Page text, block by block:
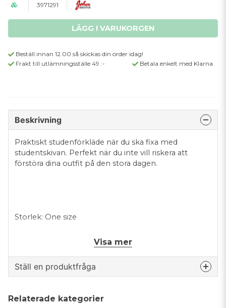
3971291
LÄGG I VARUKORGEN
Beställ innan 12.00 så skickas din order idag!
Frakt till utlämningsställe 49 :-
Betala enkelt med Klarna
Beskrivning
Praktiskt studenförkläde när du ska fixa med
studentskivan. Perfekt när du inte vill riskera att
förstöra dina outfit på den stora dagen.
Storlek: One size
Säljes styckvis
Visa mer
Ställ en produktfråga
Fråga oss något om denna produkten...
Relaterade kategorier